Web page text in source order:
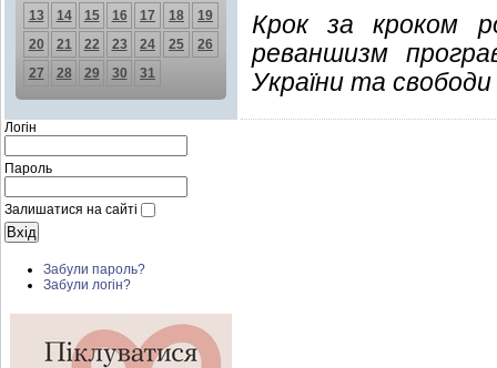
13
14 15 16 17 18
19
20
21 22 23 24 25
26
27
28 29 30 31
Логін
Пароль
Залишатися на сайті
Забули пароль?
Забули логін?
Крок за кроком
реваншизм
України та